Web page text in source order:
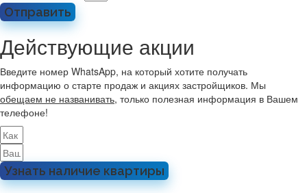
Отправить
Действующие акции
Введите номер WhatsApp, на который хотите получать
информацию о старте продаж и акциях застройщиков. Мы
обещаем не названивать, только полезная информация в Вашем
телефоне!
Узнать наличие квартиры